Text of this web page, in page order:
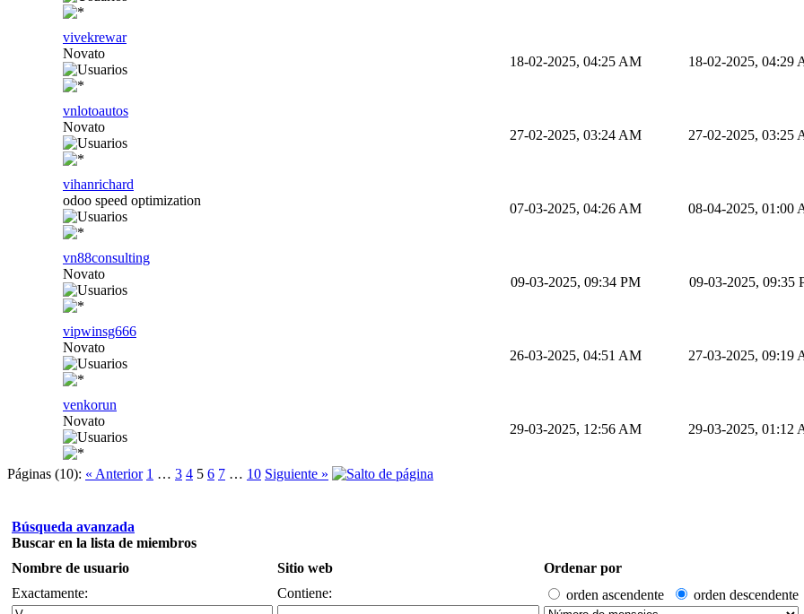
vivekrewar
Novato
18-02-2025, 04:25 AM 18-02-2025, 04:29
vnlotoautos
Novato
27-02-2025, 03:24 AM 27-02-2025, 03:25
vihanrichard
odoo speed optimization
07-03-2025, 04:26 AM 08-04-2025, 01:00
vn88consulting
Novato
09-03-2025, 09:34 PM 09-03-2025, 09:35
vipwinsg666
Novato
26-03-2025, 04:51 AM 27-03-2025, 09:19
venkorun
Novato
29-03-2025, 12:56 AM 29-03-2025, 01:12
Páginas (10): « Anterior 1 … 3 4 5 6 7 … 10 Siguiente »
Búsqueda avanzada
Buscar en la lista de miembros
Nombre de usuario
Sitio web
Ordenar por
Exactamente:
Contiene: orden ascendente orden descendente